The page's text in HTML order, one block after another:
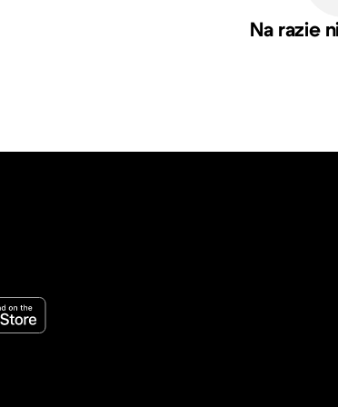
Na razie